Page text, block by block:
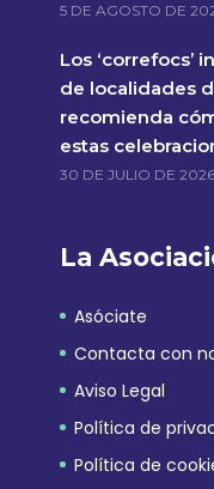
5 DE AGOSTO DE
Los ‘correfocs’
de localidades
recomienda
estas
30 DE JULIO DE 2026
La
Asóciate
Contacta con
Aviso Legal
Política de
Política de